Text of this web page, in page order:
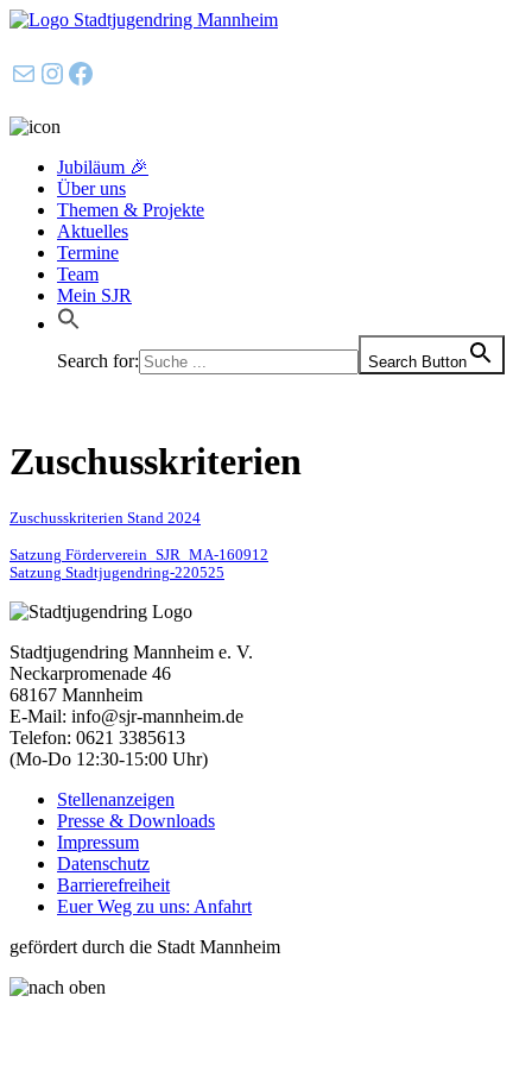
E-MailInstagram
Facebook
Jubiläum 🎉
Über uns
Themen & Projekte
Aktuelles
Termine
Team
Mein SJR
Search for: Search Button
Zuschusskriterien
Zuschusskriterien Stand 2024
Satzung Förderverein_SJR_MA-160912
Satzung Stadtjugendring-220525
Stadtjugendring Mannheim e. V.
Neckarpromenade 46
68167 Mannheim
E-Mail: info@sjr-mannheim.de
Telefon: 0621 3385613
(Mo-Do 12:30-15:00 Uhr)
Stellenanzeigen
Presse & Downloads
Impressum
Datenschutz
Barrierefreiheit
Euer Weg zu uns: Anfahrt
gefördert durch die Stadt Mannheim